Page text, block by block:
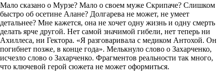
Мало сказано о Мурзе? Мало о своем муже Скрипаче? Слишком
быстро об осетине Алане? Долгарева не может, не умеет
детальнее? Мне кажется, она не хочет одну жизнь и одну смерть
делать ярче другой. Нет самой значимой гибели, нет теперь ни
Ахиллеса, ни Гектора. «Я разговаривала с медиком Антохой. Он
погибнет позже, в конце года». Мелькнуло слово о Захарченко,
исчезло слово о Захарченко. Фрагментов реальности так много,
что ключевой герой сюжета не может оформиться.